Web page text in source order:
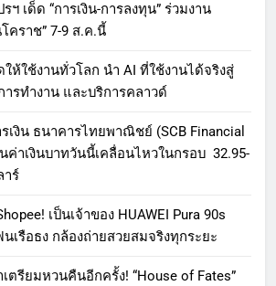
ฯ เด็ด “การเงิน-การลงทุน” ร่วมงาน
คราช” 7-9 ส.ค.นี้
ให้ใช้งานทั่วโลก นำ AI ที่ใช้งานได้จริงสู่
รทำงาน และบริการคลาวด์
เงิน ธนาคารไทยพาณิชย์ (SCB Financial
ค่าเงินบาทวันนี้เคลื่อนไหวในกรอบ 32.95-
าร์
เป็นเจ้าของ HUAWEI Pura 90s
เรือธง กล้องถ่ายสวยสมจริงทุกระยะ
ตรียมหวนคืนอีกครั้ง! “House of Fates”